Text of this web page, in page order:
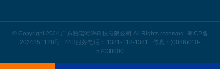
© Copyright 2024 广东雅瑞海洋科技有限公司 All Rights reserved. 粤ICP备
2024251128号 24H服务电话： 1381-118-1381 传真：(0086)010-
57038000